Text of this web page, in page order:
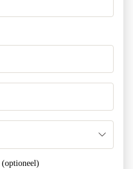
(optioneel)